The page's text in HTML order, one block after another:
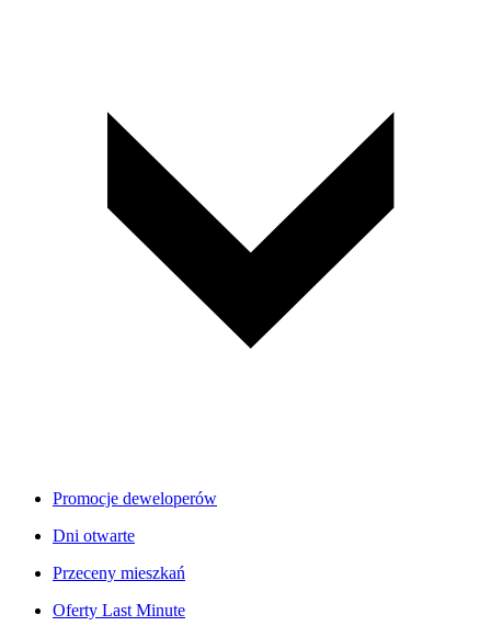
Promocje deweloperów
Dni otwarte
Przeceny mieszkań
Oferty Last Minute